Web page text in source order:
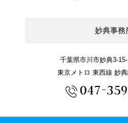
妙典事務
千葉県市川市妙典3-15-
東京メトロ 東西線 妙
047-